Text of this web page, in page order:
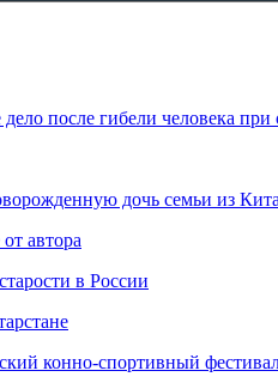
после гибели человека
дочь семьи из
автора
в России
конно-спортивный